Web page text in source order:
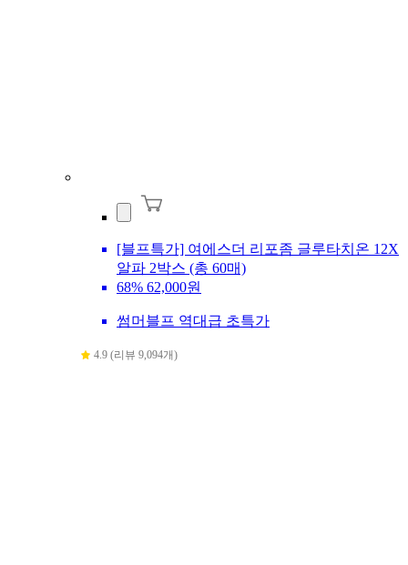
[블프특가] 여에스더 리포좀 글루타치온 12X
알파 2박스 (총 60매)
68% 62,000원
썸머블프 역대급 초특가
4.9 (리뷰 9,094개)